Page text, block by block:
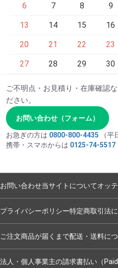
6 7 8 9
13 14 15 16
20 21 22 23
27 28 29 30
ご不明点・お見積り・在庫確認
ださい。
お問い合わせ（フォーム）
お急ぎの方は 0800-800-4435 （平
携帯・スマホからは 0125-74-5517
お問い合わせ当サイトについてオッ
プライバシーポリシー特定商取引法
ご注文商品が届くまで配送・送料に
法人・個人事業主の請求書払い（Paid